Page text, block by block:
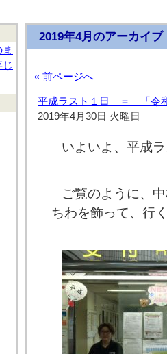
2019年4月のアーカイブ
« 前ページへ
平成ラスト１日 ＝ 「令和
2019年4月30日 火曜日
いよいよ、平成
ご覧のように、
ちわを飾って、行